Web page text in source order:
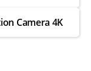
Camera 4K